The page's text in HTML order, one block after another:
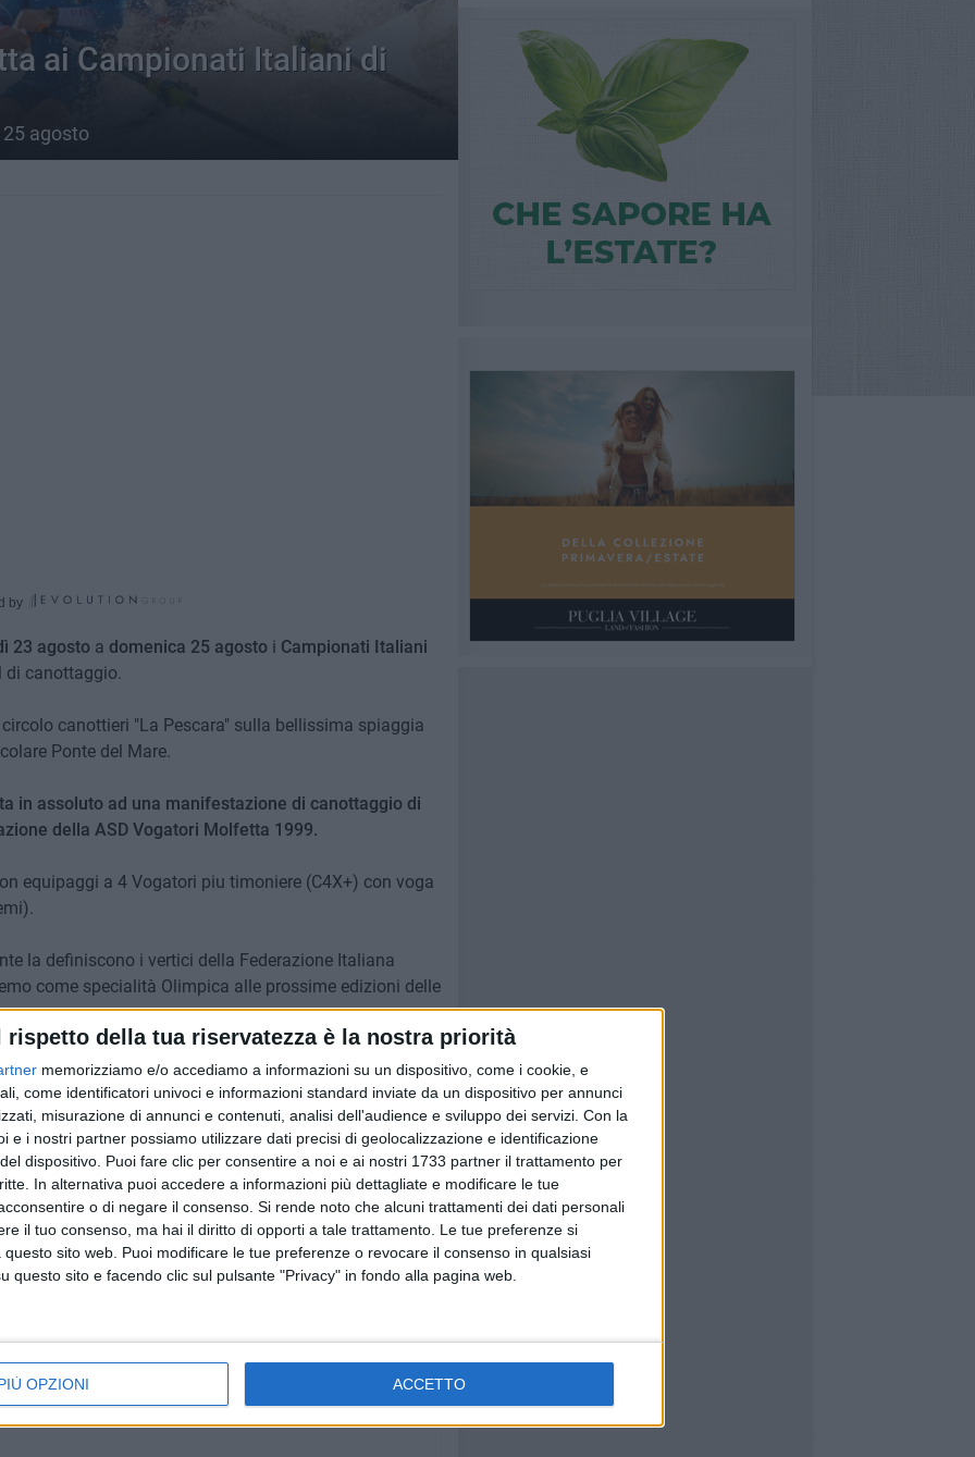
rispetto della tua riservatezza è la nostra priorità
memorizziamo e/o accediamo a informazioni su un dispositivo, come i cookie, e
come identificatori univoci e informazioni standard inviate da un dispositivo per annunci
misurazione di annunci e contenuti, analisi dell'audience e sviluppo dei servizi. Con la
e i nostri partner possiamo utilizzare dati precisi di geolocalizzazione e identificazione
dispositivo. Puoi fare clic per consentire a noi e ai nostri 1733 partner il trattamento per
In alternativa puoi accedere a informazioni più dettagliate e modificare le tue
o di negare il consenso. Si rende noto che alcuni trattamenti dei dati personali
il tuo consenso, ma hai il diritto di opporti a tale trattamento. Le tue preferenze si
sito web. Puoi modificare le tue preferenze o revocare il consenso in qualsiasi
questo sito e facendo clic sul pulsante "Privacy" in fondo alla pagina web.
OPZIONI ACCETTO
ai Campionati Italiani di
agosto
by
23 agostoa domenica 25 agostoi Campionati Italiani
di canottaggio.
canottieri "La Pescara" sulla bellissima spiaggia
Ponte del Mare.
in assoluto ad una manifestazione di canottaggio di
della ASD Vogatori Molfetta 1999.
equipaggi a 4 Vogatori piu timoniere (C4X+) con voga
la definiscono i vertici della Federazione Italiana
come specialità Olimpica alle prossime edizioni delle
Fisso (ficsf) su Gozzo Nazionale la storica
società nazionali in una cornice di onde,
tra concorrenti.
Biancorossi.
e
8 AGOSTO 2026
Le forze di maggioranza: «Con la